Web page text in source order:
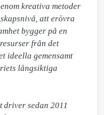
kreativa metoder
att erövra
bygger på en
från det
ideella gemensamt
långsiktiga
driver sedan 2011